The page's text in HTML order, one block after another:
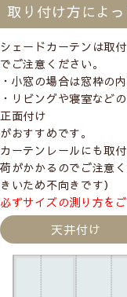
取り付け方によ
シェードカーテンは取
でご注意ください。
・小窓の場合は窓枠の
・リビングや寝室など
正面付け
がおすすめです。
カーテンレールにも取
荷がかかるのでご注意
きいため不向きです）
必ずサイズの測り方をご
天井付け